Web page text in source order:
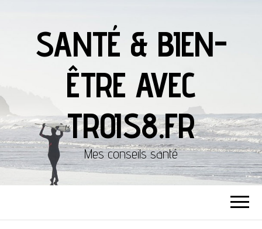
SANTÉ & BIEN-
ÊTRE AVEC
TROIS8.FR
Mes conseils santé